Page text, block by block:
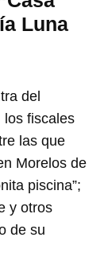
Luna
del
los fiscales
las que
Morelos de
piscina”;
y otros
de su